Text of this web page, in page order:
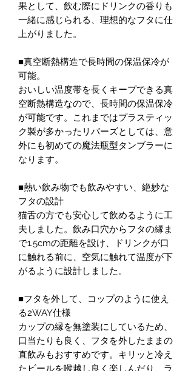
果として、飲む際にドリンクの香りも
一緒に感じられる、理想的なフタに仕
上がりました。
■真空断熱構造で長時間の保温保冷が
可能。
おいしい温度帯を長くキープできる真
空断熱構造なので、長時間の保温保冷
が可能です。これまではプラスティッ
ク製が多かったリバーズとしては、意
外にも初めての魔法瓶型タンブラーに
なります。
■熱い飲み物でも飲みやすい、絶妙な
フタの設計
猫舌の方でも安心して飲めるように工
夫しました。飲み口穴からフタの縁ま
で1.5cmの距離を設け、ドリンクが口
に触れる前に、空気に触れて温度が下
がるように設計しました。
■フタを外して、コップのように使え
る2WAY仕様
カップの縁を無塗装にしているため、
口当たりも良く、フタを外したままの
直飲みもおすすめです。キリッと冷え
たビールを喉越し良く楽しんだり、ラ